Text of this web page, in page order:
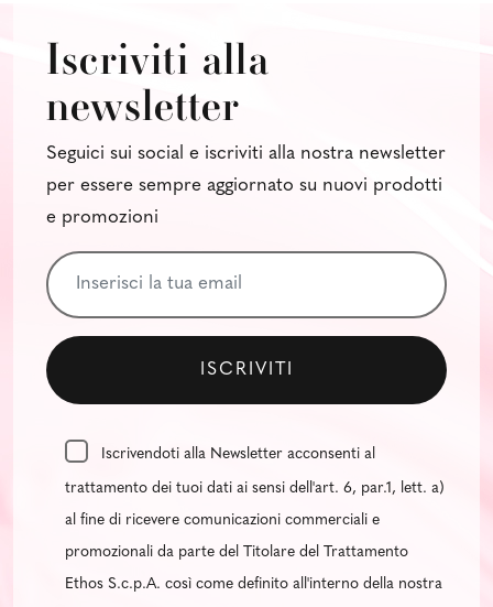
Iscriviti alla
newsletter
Seguici sui social e iscriviti alla nostra newsletter
per essere sempre aggiornato su nuovi prodotti
e promozioni
Iscrivendoti alla Newsletter acconsenti al
trattamento dei tuoi dati ai sensi dell'art. 6, par.1, lett. a)
al fine di ricevere comunicazioni commerciali e
promozionali da parte del Titolare del Trattamento
Ethos S.c.p.A. così come definito all'interno della nostra